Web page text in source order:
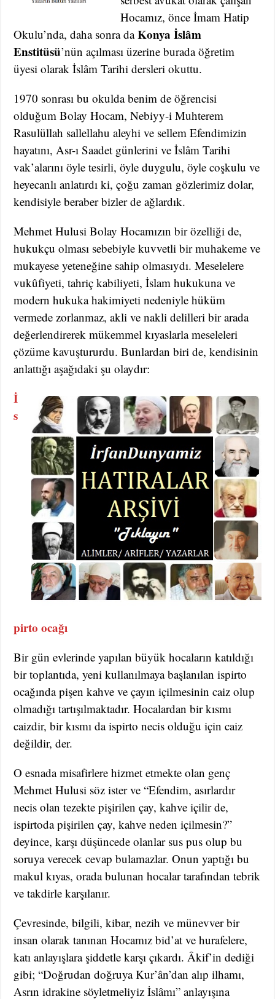
Hocamız, önce İmam Hatip
Okulu’nda, daha sonra daKonya İslâm
Enstitüsü’nün açılması üzerine burada öğretim
üyesi olarak İslâm Tarihi dersleri okuttu.
1970 sonrası bu okulda benim de öğrencisi
olduğum Bolay Hocam, Nebiyy-i Muhterem
Rasulüllah sallellahu aleyhi ve sellem Efendimizin
hayatını, Asr-ı Saadet günlerini ve İslâm Tarihi
vak’alarını öyle tesirli, öyle duygulu, öyle coşkulu ve
heyecanlı anlatırdı ki, çoğu zaman gözlerimiz dolar,
kendisiyle beraber bizler de ağlardık.
Mehmet Hulusi Bolay Hocamızın bir özelliği de,
hukukçu olması sebebiyle kuvvetli bir muhakeme ve
mukayese yeteneğine sahip olmasıydı. Meselelere
vukûfiyeti, tahriç kabiliyeti, İslam hukukuna ve
modern hukuka hakimiyeti nedeniyle hüküm
vermede zorlanmaz, akli ve nakli delilleri bir arada
değerlendirerek mükemmel kıyaslarla meseleleri
çözüme kavuştururdu. Bunlardan biri de, kendisinin
anlattığı aşağıdaki şu olaydır:
İ
s
pirto ocağı
Bir gün evlerinde yapılan büyük hocaların katıldığı
bir toplantıda, yeni kullanılmaya başlanılan ispirto
ocağında pişen kahve ve çayın içilmesinin caiz olup
olmadığı tartışılmaktadır. Hocalardan bir kısmı
caizdir, bir kısmı da ispirto necis olduğu için caiz
değildir, der.
O esnada misafirlere hizmet etmekte olan genç
Mehmet Hulusi söz ister ve “Efendim, asırlardır
necis olan tezekte pişirilen çay, kahve içilir de,
ispirtoda pişirilen çay, kahve neden içilmesin?”
deyince, karşı düşüncede olanlar sus pus olup bu
soruya verecek cevap bulamazlar. Onun yaptığı bu
makul kıyas, orada bulunan hocalar tarafından tebrik
ve takdirle karşılanır.
Çevresinde, bilgili, kibar, nezih ve münevver bir
insan olarak tanınan Hocamız bid’at ve hurafelere,
katı anlayışlara şiddetle karşı çıkardı. Âkif’in dediği
gibi; “Doğrudan doğruya Kur’ân’dan alıp ilhamı,
Asrın idrakine söyletmeliyiz İslâmı” anlayışına